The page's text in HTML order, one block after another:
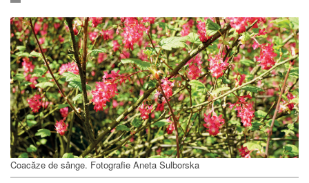
Coacăze de sânge. Fotografie Aneta Sulborska